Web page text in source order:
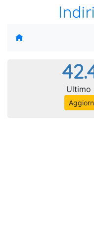
Ultimo